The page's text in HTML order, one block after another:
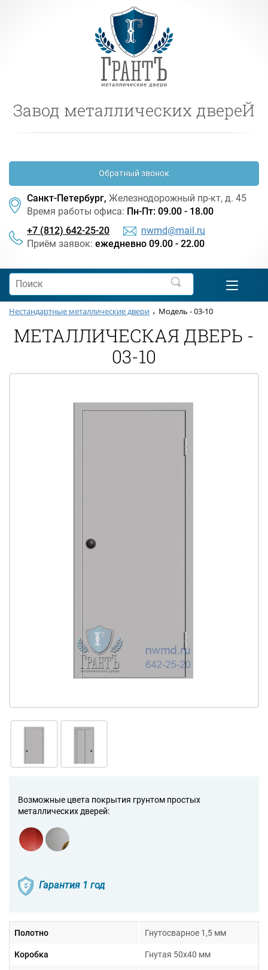
Завод металлических двереЙ
Обратный звонок
Санкт-Петербург, Железнодорожный пр-кт, д. 45
Время работы офиса: Пн-Пт: 09.00 - 18.00
+7 (812) 642-25-20
nwmd@mail.ru
Приём заявок: ежедневно 09.00 - 22.00
Нестандартные металлические двери Модель - 03-10
МЕТАЛЛИЧЕСКАЯ ДВЕРЬ -
03-10
Возможные цвета покрытия грунтом простых
металлических дверей:
Гарантия 1 год
Полотно Гнутосварное 1,5 мм
Коробка Гнутая 50х40 мм